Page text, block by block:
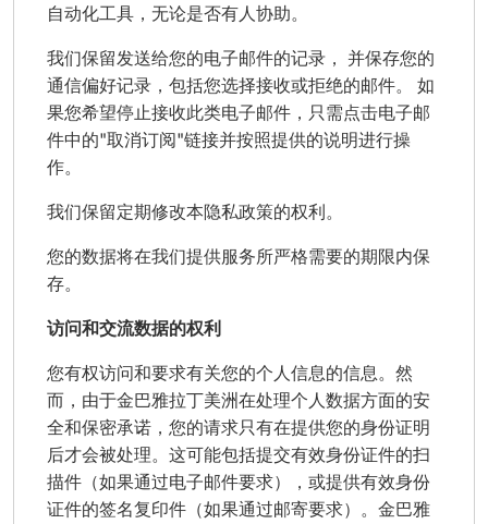
自动化工具，无论是否有人协助。
我们保留发送给您的电子邮件的记录， 并保存您的
通信偏好记录，包括您选择接收或拒绝的邮件。 如
果您希望停止接收此类电子邮件，只需点击电子邮
件中的"取消订阅"链接并按照提供的说明进行操
作。
我们保留定期修改本隐私政策的权利。
您的数据将在我们提供服务所严格需要的期限内保
存。
访问和交流数据的权利
您有权访问和要求有关您的个人信息的信息。然
而，由于金巴雅拉丁美洲在处理个人数据方面的安
全和保密承诺，您的请求只有在提供您的身份证明
后才会被处理。这可能包括提交有效身份证件的扫
描件（如果通过电子邮件要求），或提供有效身份
证件的签名复印件（如果通过邮寄要求）。金巴雅